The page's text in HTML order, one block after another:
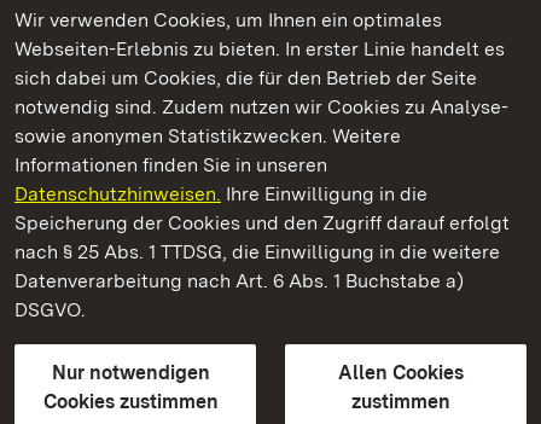
Wir verwenden Cookies, um Ihnen ein optimales
Webseiten-Erlebnis zu bieten. In erster Linie handelt es
sich dabei um Cookies, die für den Betrieb der Seite
notwendig sind. Zudem nutzen wir Cookies zu Analyse-
sowie anonymen Statistikzwecken. Weitere
Informationen finden Sie in unseren
Datenschutzhinweisen. Ihre Einwilligung in die
Speicherung der Cookies und den Zugriff darauf erfolgt
nach § 25 Abs. 1 TTDSG, die Einwilligung in die weitere
Datenverarbeitung nach Art. 6 Abs. 1 Buchstabe a)
DSGVO.
Nur notwendigen
Cookies zustimmen
Allen Cookies
zustimmen
Kommen. Staunen. Genießen.
Staatliche Schlösser und Gärten Baden‑Württemberg
Staatliche Schlösser und Gärten Baden-Württemberg
Kontakt
GebärdenspracheLeichte Sprache
Erklärung zur Barrierefreiheit
BITV-konform (geprüfte Seiten)